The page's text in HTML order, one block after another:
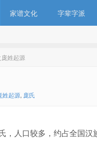
家谱文化 字辈字派
姓起源
姓起源, 庞氏
人口较多，约占全国汉